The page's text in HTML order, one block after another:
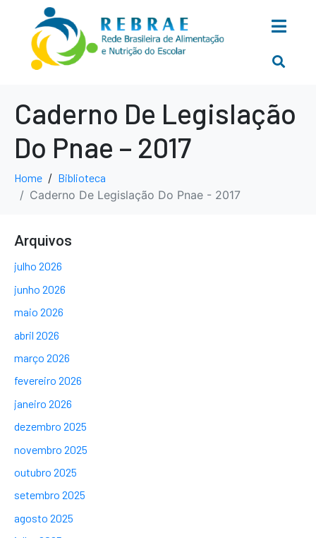
Caderno De Legislação
Do Pnae – 2017
Home Biblioteca
Caderno De Legislação Do Pnae - 2017
Arquivos
julho 2026
junho 2026
maio 2026
abril 2026
março 2026
fevereiro 2026
janeiro 2026
dezembro 2025
novembro 2025
outubro 2025
setembro 2025
agosto 2025